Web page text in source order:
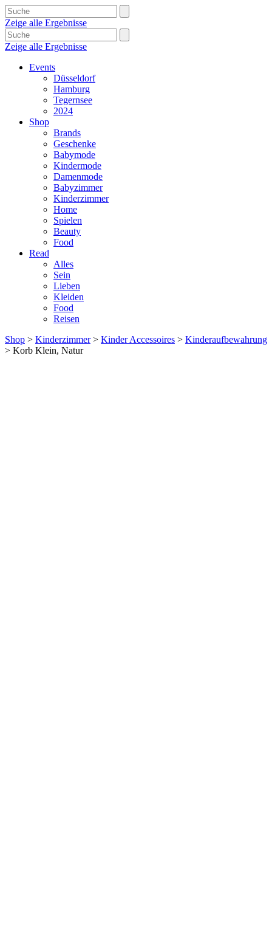
Zeige alle Ergebnisse
Zeige alle Ergebnisse
Events
Düsseldorf
Hamburg
Tegernsee
2024
Shop
Brands
Geschenke
Babymode
Kindermode
Damenmode
Babyzimmer
Kinderzimmer
Home
Spielen
Beauty
Food
Read
Alles
Sein
Lieben
Kleiden
Food
Reisen
Shop > Kinderzimmer> Kinder Accessoires > Kinderaufbewahrung
> Korb Klein, Natur